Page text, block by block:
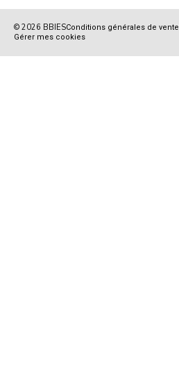
© 2026 BBIESConditions générales de vente
Gérer mes cookies